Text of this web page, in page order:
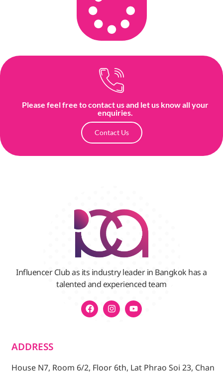
Please feel free to contact us and let us know all your
enquiries.
Contact Us
Influencer Club as its industry leader in Bangkok has a
talented and experienced team
ADDRESS
House N7, Room 6/2, Floor 6th, Lat Phrao Soi 23, Chan